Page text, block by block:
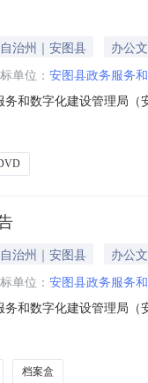
治州｜安图县
办公
单位： 安图县政务服务
和数字化建设管理局
光盘铭大金碟DVD刻
治州｜安图县
办公
单位： 安图县政务服务
和数字化建设管理局
普生T672BK爱普生
档案盒